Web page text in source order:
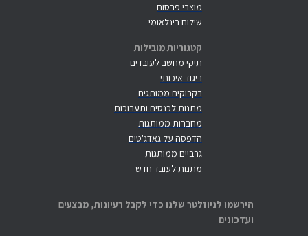
מוצרי פרסום
שילוח בינלאומי
קטגוריות מובילות
תיקי מחשב לעובדים
ביגוד איכותי
בקבוקים ממותגים
מתנות לכנסים ותערוכות
מחברות ממותגות
הדפסה על גאדג'טים
גרביים ממותגות
מתנות לעובד חדש
הירשמו לניוזלטר שלנו כדי לקבל רעיונות, מבצעים
ועדכונים